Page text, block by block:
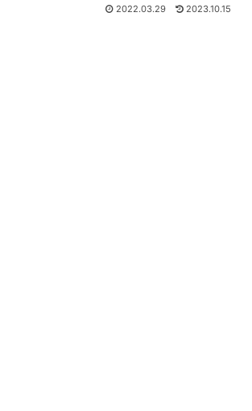
2022.03.29 2023.10.15